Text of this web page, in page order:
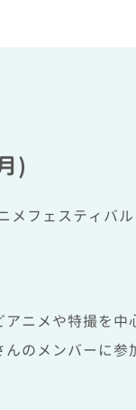
)
メフェスティバ
ニメや特撮を中
んのメンバーに参